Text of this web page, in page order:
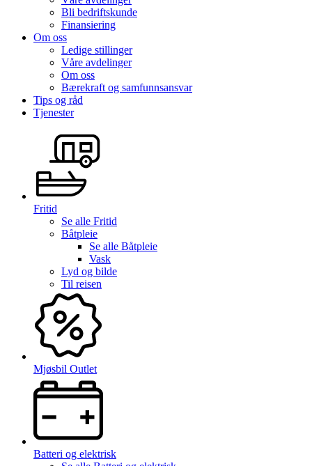
Bli bedriftskunde
Finansiering
Om oss
Ledige stillinger
Våre avdelinger
Om oss
Bærekraft og samfunnsansvar
Tips og råd
Tjenester
Fritid
Se alle Fritid
Båtpleie
Se alle Båtpleie
Vask
Lyd og bilde
Til reisen
Mjøsbil Outlet
Batteri og elektrisk